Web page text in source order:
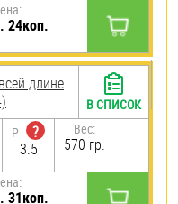
24коп.
длине
P
?
3.5
Вес:
570 гр.
31коп.
В СПИСОК